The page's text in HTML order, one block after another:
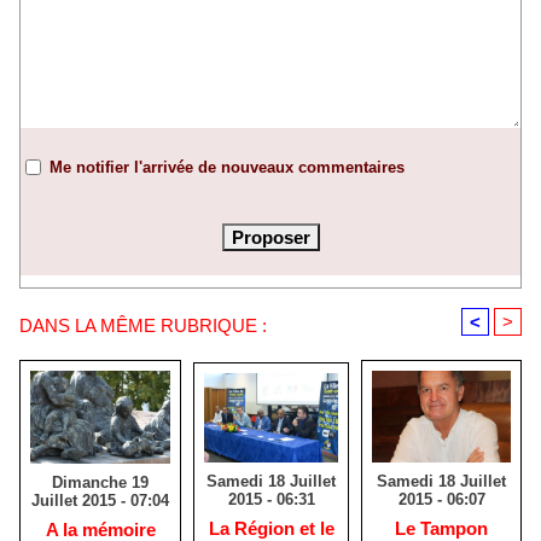
Me notifier l'arrivée de nouveaux commentaires
DANS LA MÊME RUBRIQUE : < >
Dimanche 19
Juillet 2015 - 07:04
A la mémoire
Samedi 18 Juillet
2015 - 06:31
La Région et le
Samedi 18 Juillet
2015 - 06:07
Le Tampon